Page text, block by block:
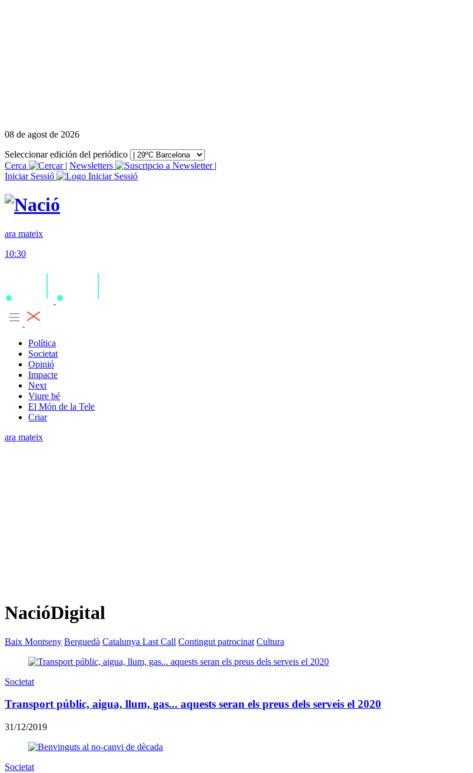
08 de agost de 2026
Seleccionar edición del periódico
Cerca
| Newsletters
|
Iniciar Sessió
ara mateix
10:30
Política
Societat
Opinió
Impacte
Next
Viure bé
El Món de la Tele
Criar
ara mateix
NacióDigital
Baix Montseny Berguedà Catalunya Last Call Contingut patrocinat Cultura
Societat
Transport públic, aigua, llum, gas... aquests seran els preus dels serveis el 2020
31/12/2019
Societat